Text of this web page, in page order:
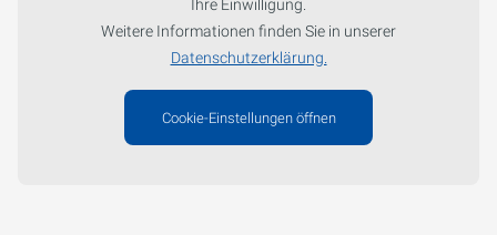
Ihre Einwilligung.
Weitere Informationen finden Sie in unserer
Datenschutzerklärung.
Cookie-Einstellungen öffnen